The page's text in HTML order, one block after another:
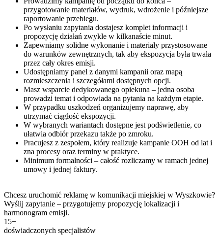
przygotowanie materiałów, wydruk, wdrożenie i późniejsze
raportowanie przebiegu.
Po wysłaniu zapytania dostajesz komplet informacji i
propozycję działań zwykle w kilkanaście minut.
Zapewniamy solidne wykonanie i materiały przystosowane
do warunków zewnętrznych, tak aby ekspozycja była trwała
przez cały okres emisji.
Udostępniamy panel z danymi kampanii oraz mapą
rozmieszczenia i szczegółami dostępnych opcji.
Masz wsparcie dedykowanego opiekuna – jedna osoba
prowadzi temat i odpowiada na pytania na każdym etapie.
W przypadku uszkodzeń organizujemy naprawę, aby
utrzymać ciągłość ekspozycji.
W wybranych wariantach dostępne jest podświetlenie, co
ułatwia odbiór przekazu także po zmroku.
Pracujesz z zespołem, który realizuje kampanie OOH od lat i
zna procesy oraz terminy w praktyce.
Minimum formalności – całość rozliczamy w ramach jednej
umowy i jednej faktury.
Chcesz uruchomić reklamę w komunikacji miejskiej w Wyszkowie?
Wyślij zapytanie – przygotujemy propozycję lokalizacji i
harmonogram emisji.
15+
doświadczonych specjalistów